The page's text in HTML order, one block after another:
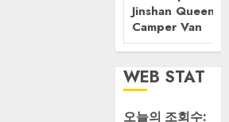
Jinshan
Camper Van
WEB STAT
오늘의 조회수: